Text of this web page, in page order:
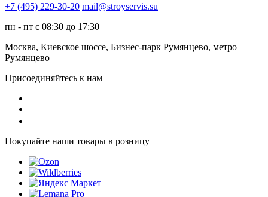
+7 (495) 229-30-20 mail@stroyservis.su
пн - пт с 08:30 до 17:30
Москва, Киевское шоссе, Бизнес-парк Румянцево, метро
Румянцево
Присоединяйтесь к нам
Покупайте наши товары в розницу